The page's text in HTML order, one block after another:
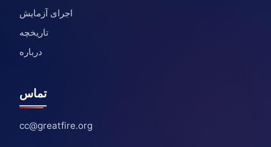
اجرای آزمایش
تاریخچه
درباره
تماس
cc@greatfire.org